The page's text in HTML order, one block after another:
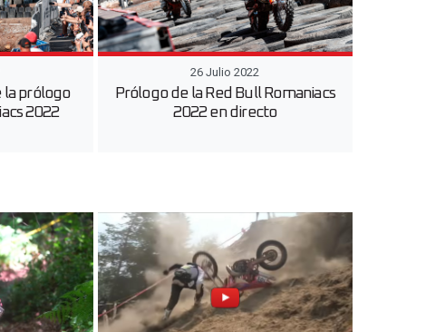
la prólogo
2022
26 Julio 2022
Prólogo de la Red Bull Romaniacs
2022 en directo